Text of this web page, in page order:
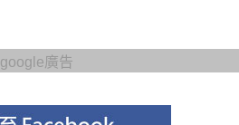
google廣告